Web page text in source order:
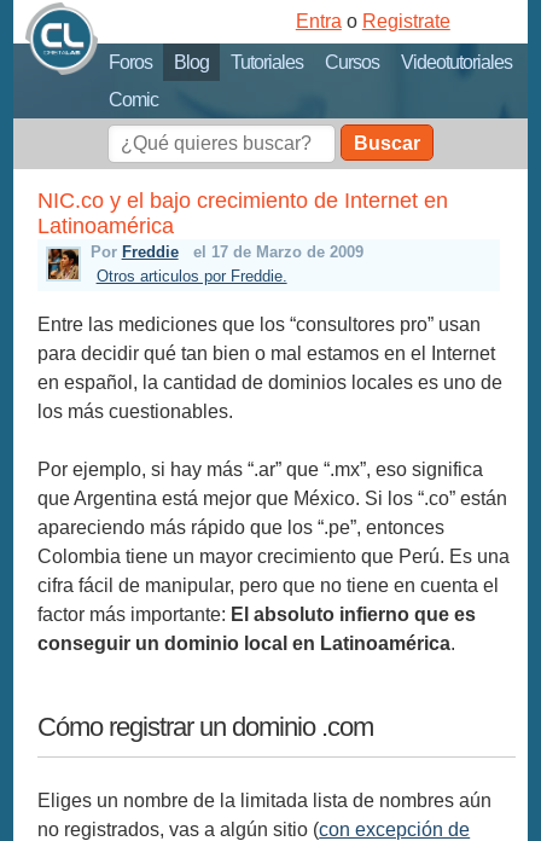
Foros Blog Tutoriales Cursos
Videotutoriales
Comic
Entra o Registrate
Buscar
NIC.co y el bajo crecimiento de Internet en
Latinoamérica
Por Freddie
el 17 de Marzo de 2009
Otros articulos por Freddie.
Entre las mediciones que los “consultores pro” usan
para decidir qué tan bien o mal estamos en el Internet
en español, la cantidad de dominios locales es uno de
los más cuestionables.
Por ejemplo, si hay más “.ar” que “.mx”, eso significa
que Argentina está mejor que México. Si los “.co” están
apareciendo más rápido que los “.pe”, entonces
Colombia tiene un mayor crecimiento que Perú. Es una
cifra fácil de manipular, pero que no tiene en cuenta el
factor más importante: El absoluto infierno que es
conseguir un dominio local en Latinoamérica.
Cómo registrar un dominio .com
Eliges un nombre de la limitada lista de nombres aún
no registrados, vas a algún sitio (con excepción de